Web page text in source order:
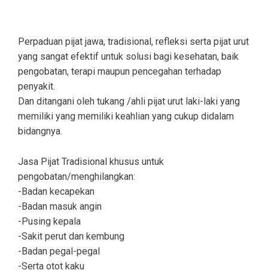
Perpaduan pijat jawa, tradisional, refleksi serta pijat urut
yang sangat efektif untuk solusi bagi kesehatan, baik
pengobatan, terapi maupun pencegahan terhadap
penyakit.
Dan ditangani oleh tukang /ahli pijat urut laki-laki yang
memiliki yang memiliki keahlian yang cukup didalam
bidangnya.
Jasa Pijat Tradisional khusus untuk
pengobatan/menghilangkan:
-Badan kecapekan
-Badan masuk angin
-Pusing kepala
-Sakit perut dan kembung
-Badan pegal-pegal
-Serta otot kaku